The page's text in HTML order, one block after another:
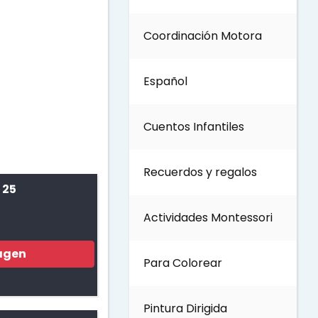
Día de los Abuelos
Día del padre
Día del Maestro
Día internacional de los
Coordinación Motora
Español
Cuentos Infantiles
Recuerdos y regalos
Actividades Montessori
Para Colorear
Pintura Dirigida